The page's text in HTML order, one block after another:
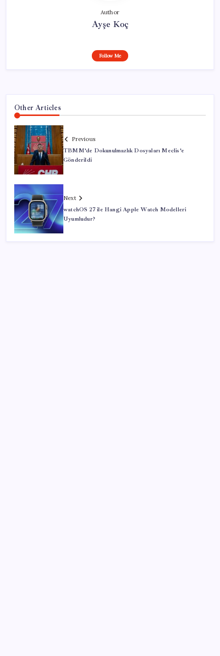
Author
Ayşe Koç
Follow Me
Other Articles
Previous
TBMM’de Dokunulmazlık Dosyaları Meclis’e
Gönderildi
Next
watchOS 27 ile Hangi Apple Watch Modelleri
Uyumludur?